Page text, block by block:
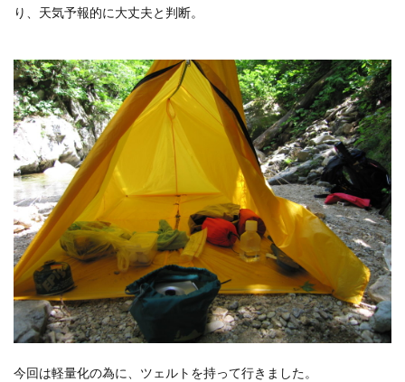
り、天気予報的に大丈夫と判断。
今回は軽量化の為に、ツェルトを持って行きました。